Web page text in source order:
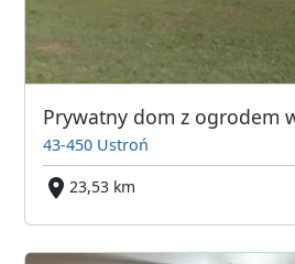
Prywatny dom z ogrodem
43-450 Ustroń
23,53 km